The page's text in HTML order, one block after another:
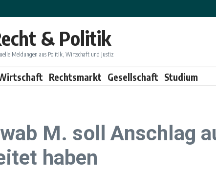
& Politik
Meldungen aus Politik, Wirtschaft und Justiz
Rechtsmarkt Gesellschaft Studium
M. soll Anschlag
haben